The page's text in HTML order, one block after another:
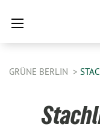
GRÜNE BERLIN